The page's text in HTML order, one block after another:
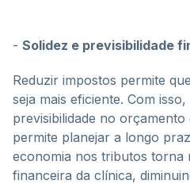
- Solidez e previsibilidade
Reduzir impostos permite
seja mais eficiente. Com
previsibilidade no
permite planejar a longo
economia nos tributos torna
financeira da clínica,